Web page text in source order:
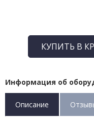
КУПИТЬ В
Информация об
Описание